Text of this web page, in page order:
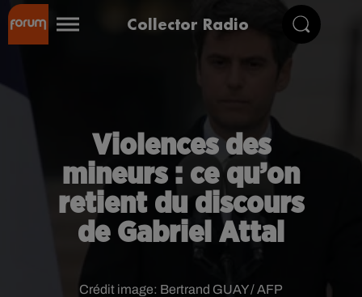
Collector Radio
Violences des
mineurs : ce qu’on
retient du discours
de Gabriel Attal
Crédit image: Bertrand GUAY / AFP